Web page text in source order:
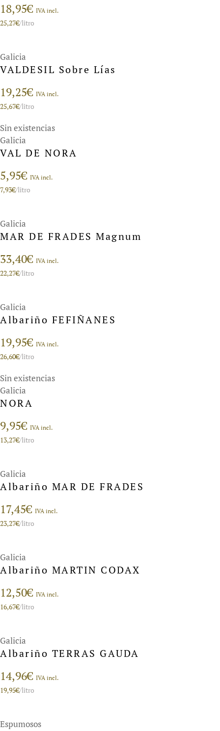
18,95€ IVA incl.
25,27€/litro
Galicia
VALDESIL Sobre Lías
19,25€ IVA incl.
25,67€/litro
Sin existencias
Galicia
VAL DE NORA
5,95€ IVA incl.
7,93€/litro
Galicia
MAR DE FRADES Magnum
33,40€ IVA incl.
22,27€/litro
Galicia
Albariño FEFIÑANES
19,95€ IVA incl.
26,60€/litro
Sin existencias
Galicia
NORA
9,95€ IVA incl.
13,27€/litro
Galicia
Albariño MAR DE FRADES
17,45€ IVA incl.
23,27€/litro
Galicia
Albariño MARTIN CODAX
12,50€ IVA incl.
16,67€/litro
Galicia
Albariño TERRAS GAUDA
14,96€ IVA incl.
19,95€/litro
Espumosos